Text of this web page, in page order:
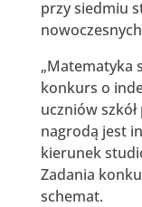
przy siedmiu
„Matematyka
konkurs o
uczniów
nagrodą jest
kierunek
Zadania
schemat.